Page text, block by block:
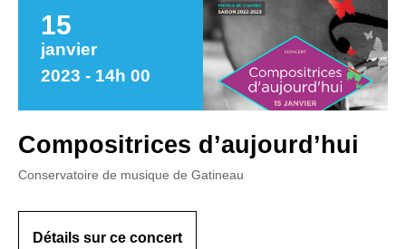
15
janvier
2023 - 14h 00
Compositrices d’aujourd’hui
Conservatoire de musique de Gatineau
Détails sur ce concert